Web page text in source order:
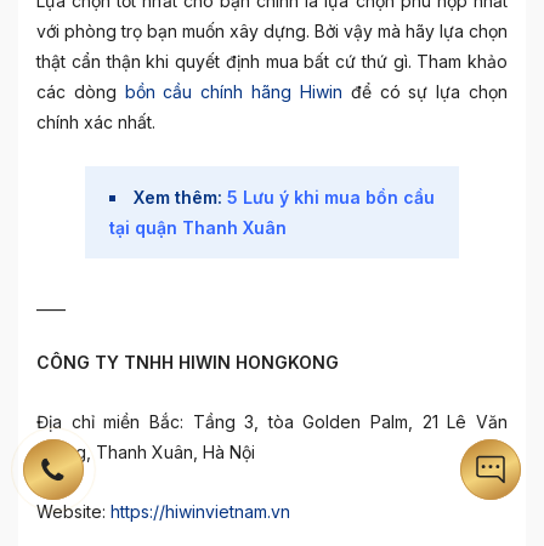
với phòng trọ bạn muốn xây dựng. Bởi vậy mà hãy lựa chọn
thật cẩn thận khi quyết định mua bất cứ thứ gì. Tham khảo
các dòng bồn cầu chính hãng Hiwin để có sự lựa chọn
chính xác nhất.
Xem thêm: 5 Lưu ý khi mua bồn cầu
tại quận Thanh Xuân
CÔNG TY TNHH HIWIN HONGKONG
Địa chỉ miền Bắc: Tầng 3, tòa Golden Palm, 21 Lê Văn
Lương, Thanh Xuân, Hà Nội
Website: https://hiwinvietnam.vn